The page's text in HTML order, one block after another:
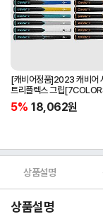
[캐비어정품]2023 캐비어
트리플렉스 그립
[라운드][39g/42g/46g/
[R/S 토크]
5% 18,062원
상품설명
상품설명